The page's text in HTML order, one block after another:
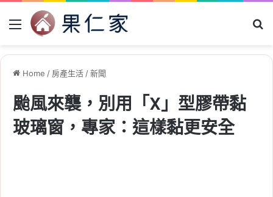
Menu
Home / 房產生活/新聞
颱風來襲，別用「X」型膠帶黏
玻璃窗，專家：這樣黏更安全